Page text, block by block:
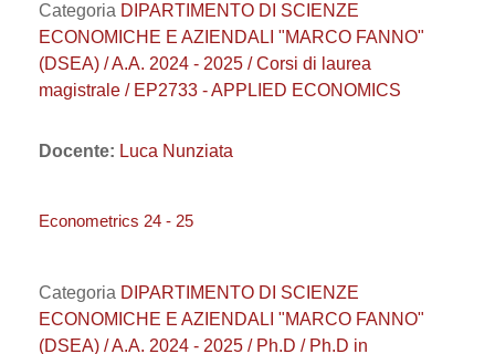
Categoria DIPARTIMENTO DI SCIENZE
ECONOMICHE E AZIENDALI "MARCO FANNO"
(DSEA) / A.A. 2024 - 2025 / Corsi di laurea
magistrale / EP2733 - APPLIED ECONOMICS
Docente: Luca Nunziata
Econometrics 24 - 25
Categoria DIPARTIMENTO DI SCIENZE
ECONOMICHE E AZIENDALI "MARCO FANNO"
(DSEA) / A.A. 2024 - 2025 / Ph.D / Ph.D in